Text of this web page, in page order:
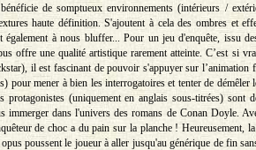
de somptueux environnements (intérieurs /
haute définition. S'ajoutent à cela des ombres et
également à nous bluffer... Pour un jeu d'enquête, issu
offre une qualité artistique rarement atteinte. C’est si
il est fascinant de pouvoir s'appuyer sur l’animation
pour mener à bien les interrogatoires et tenter de démêler
(uniquement en anglais sous-titrées) sont
immerger dans l'univers des romans de Conan Doyle.
de choc a du pain sur la planche ! Heureusement,
poussent le joueur à aller jusqu'au générique de fin